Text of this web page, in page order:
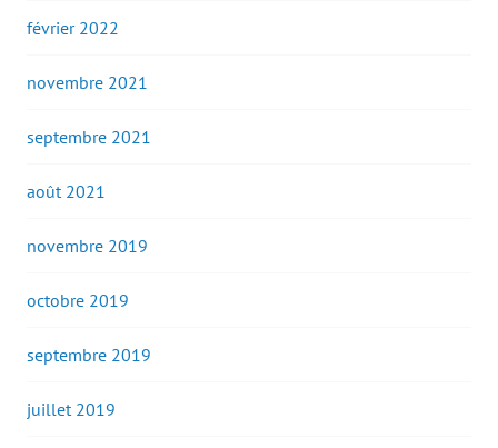
février 2022
novembre 2021
septembre 2021
août 2021
novembre 2019
octobre 2019
septembre 2019
juillet 2019